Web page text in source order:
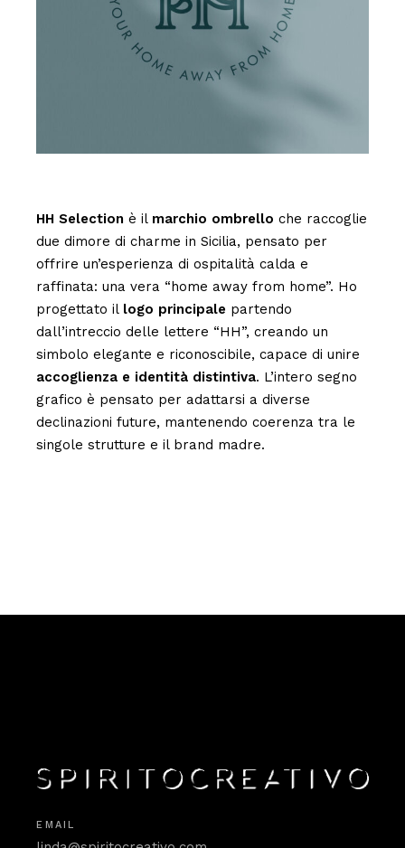
HH Selection è il marchio ombrello che raccoglie
due dimore di charme in Sicilia, pensato per
offrire un’esperienza di ospitalità calda e
raffinata: una vera “home away from home”. Ho
progettato il logo principale partendo
dall’intreccio delle lettere “HH”, creando un
simbolo elegante e riconoscibile, capace di unire
accoglienza e identità distintiva. L’intero segno
grafico è pensato per adattarsi a diverse
declinazioni future, mantenendo coerenza tra le
singole strutture e il brand madre.
EMAIL